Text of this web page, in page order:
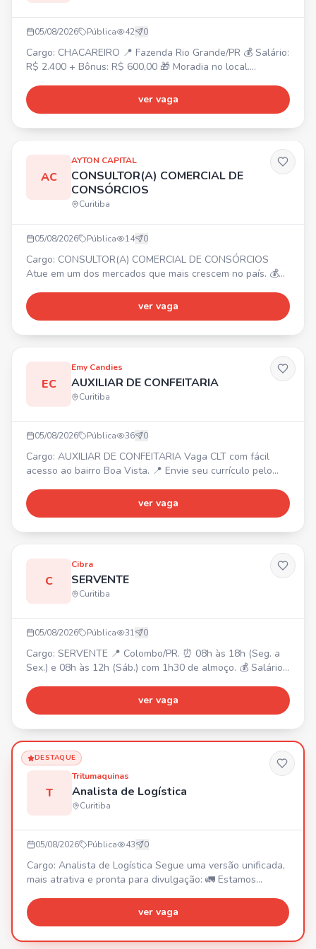
05/08/2026 Pública 42 0
Cargo: CHACAREIRO 📍 Fazenda Rio Grande/PR 💰 Salário:
R$ 2.400 + Bônus: R$ 600,00 🎁 Moradia no local.
de grama, jardim, horta, pomar, limpeza e pequenos
reparos. Requisitos: Experiência como chacareiro/caseiro,
ver vaga
AC
AYTON CAPITAL
CONSULTOR(A) COMERCIAL DE
CONSÓRCIOS
Curitiba
05/08/2026 Pública 14 0
Cargo: CONSULTOR(A) COMERCIAL DE CONSÓRCIOS
Atue em um dos mercados que mais crescem no país. 💰
comissionado sem teto de ganhos. ✨ Para início imediato.
🧑‍💻 Treinamento completo, suporte e ferramentas. 📈
ver vaga
EC
Emy Candies
AUXILIAR DE CONFEITARIA
Curitiba
05/08/2026 Pública 36 0
Cargo: AUXILIAR DE CONFEITARIA Vaga CLT com fácil
acesso ao bairro Boa Vista. 📍 Envie seu currículo pelo
ver vaga
C
Cibra
SERVENTE
Curitiba
05/08/2026 Pública 31 0
Cargo: SERVENTE 📍 Colombo/PR. ⏰ 08h às 18h (Seg. a
Sex.) e 08h às 12h (Sáb.) com 1h30 de almoço. 💰 Salário
• Disposição para esforço físico. • Fácil acesso ao Centro
de Colombo. Responsabilidades: • Auxiliar em produção,
descarregamento e movimentação de materiais. •
Organizaçã
ver vaga
DESTAQUE
T
Tritumaquinas
Analista de Logística
Curitiba
05/08/2026 Pública 43 0
Cargo: Analista de Logística Segue uma versão unificada,
mais atrativa e pronta para divulgação: 🚛 Estamos
equipe da Tritumaquinas! Se você é uma pessoa
organizada, proativa, gosta de desafios e possui
ver vaga